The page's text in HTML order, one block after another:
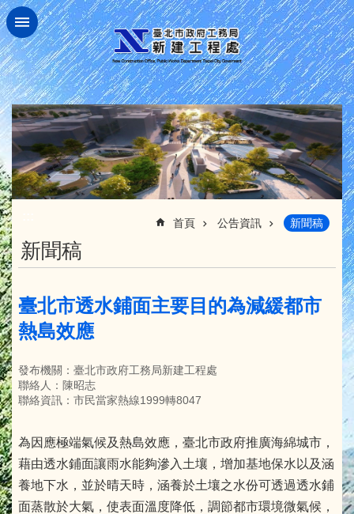
跳到主要內容區塊
首頁 公告資訊 新聞稿
新聞稿
臺北市透水鋪面主要目的為減緩都市
熱島效應
發布機關：臺北市政府工務局新建工程處
聯絡人：陳昭志
聯絡資訊：市民當家熱線1999轉8047
為因應極端氣候及熱島效應，臺北市政府推廣海綿城市，
藉由透水鋪面讓雨水能夠滲入土壤，增加基地保水以及涵
養地下水，並於晴天時，涵養於土壤之水份可透過透水鋪
面蒸散於大氣，使表面溫度降低，調節都市環境微氣候，